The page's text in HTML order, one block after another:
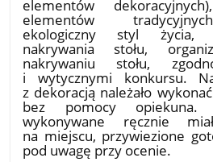
elementów
elementów
ekologiczny styl życia,
nakrywania stołu,
nakrywaniu stołu,
i wytycznymi konkursu.
z dekoracją należało
bez pomocy opiekuna.
wykonywane ręcznie
na miejscu, przywiezione
pod uwagę przy ocenie.